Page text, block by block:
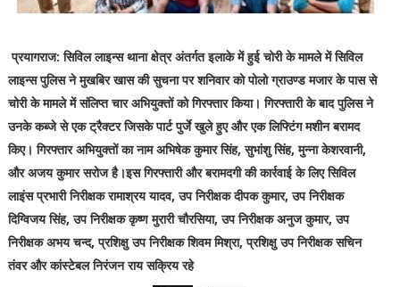
प्रयागराज: सिविल लाइन्स थाना क्षेत्र अंतर्गत इलाके में हुई चोरी के मामले में सिविल
लाइन्स पुलिस ने मुखबिर खास की सुचना पर शनिवार को पोलो ग्राउण्ड मजार के पास से
चोरी के मामले में संलिप्त चार अभियुक्तों को गिरफ्तार किया। गिरफ्तारी के बाद पुलिस ने
उनके कब्जे से एक ट्रैक्टर जिसके पार्ट पुर्जे खुले हुए और एक लिफ्टिंग मशीन बरामद
किए। गिरफ्तार अभियुक्तों का नाम अभिषेक कुमार सिंह, सुभांशु सिंह, मुन्ना केशरवानी,
और अजय कुमार सरोज है।इस गिरफ्तारी और बरामदगी की कार्रवाई के लिए सिविल
लाइंस प्रभारी निरीक्षक रामाश्रय यादव, उप निरीक्षक दीपक कुमार, उप निरीक्षक
दिग्विजय सिंह, उप निरीक्षक कृष्ण मुरारी चौरसिया, उप निरीक्षक अनुज कुमार, उप
निरीक्षक अभय चन्द, प्रशिक्षु उप निरीक्षक शिवम मिश्रा, प्रशिक्षु उप निरीक्षक सचिन
तंवर और कांस्टेबल निरंजन राय सक्रिय रहे